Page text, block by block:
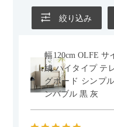
絞り込み
幅120cm OLFE サ
納 ハイタイプ テ
グボード シンプ
ンバブル 黒 灰